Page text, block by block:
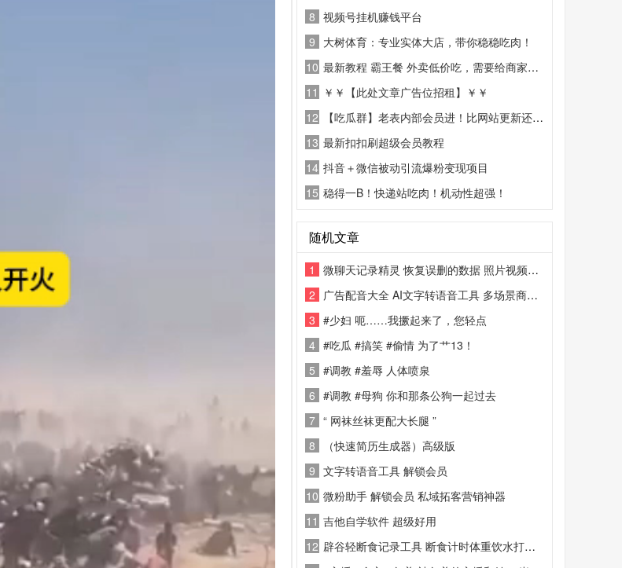
8 视频号挂机赚钱平台
9 大树体育：专业实体大店，带你稳稳吃肉！
10 最新教程 霸王餐 外卖低价吃，需要给商家好评
11 ￥￥【此处文章广告位招租】￥￥
12
【吃瓜群】老表内部会员进！比网站更新还精彩！
13 最新扣扣刷超级会员教程
14 抖音＋微信被动引流爆粉变现项目
15 稳得一B！快递站吃肉！机动性超强！
随机文章
1
微聊天记录精灵 恢复误删的数据 照片视频信息等，截图可看具体功能
2 广告配音大全 AI文字转语音工具 多场景商用配音软件
3 #少妇 呃……我撅起来了，您轻点
4 #吃瓜 #搞笑 #偷情 为了艹13！
5 #调教 #羞辱 人体喷泉
6 #调教 #母狗 你和那条公狗一起过去
7 “ 网袜丝袜更配大长腿 ”
8
（快速简历生成器）高级版
9 文字转语音工具 解锁会员
10 微粉助手 解锁会员 私域拓客营销神器
11 吉他自学软件 超级好用
12 辟谷轻断食记录工具 断食计时体重饮水打卡APP[顶!]健康禁食数据记录软件